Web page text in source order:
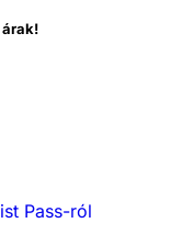
Pass-ról
időtartam